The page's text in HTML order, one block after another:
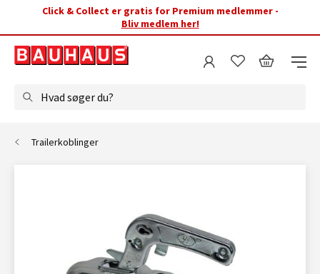
Click & Collect er gratis for Premium medlemmer -
Bliv medlem her!
Hvad søger du?
Trailerkoblinger